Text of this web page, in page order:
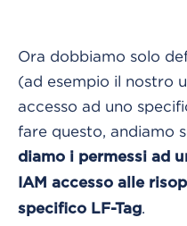
Ora dobbiamo solo
(ad esempio il nostro
accesso ad uno
fare questo, andiamo
diamo i permessi ad
IAM accesso alle
specifico LF-Tag